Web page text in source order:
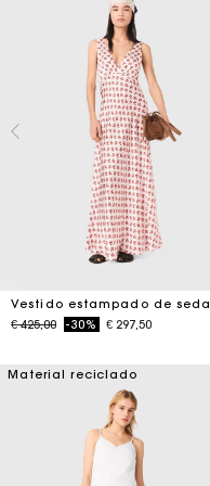
Vestido estampado de seda
Price reduced from
€ 425,00to-30% € 297,50
Material reciclado